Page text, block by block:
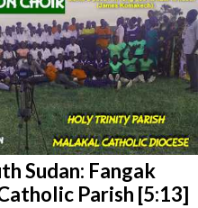
Sudan: Fangak
Parish [5:13]